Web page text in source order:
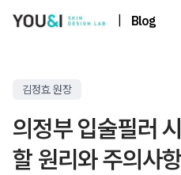
Blog
김정효 원장
의정부 입술필러
할 원리와 주의사